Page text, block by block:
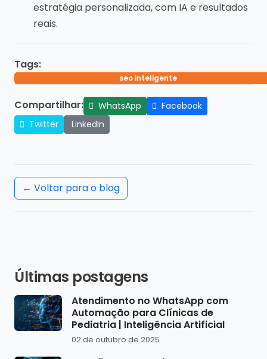
estratégia personalizada, com IA e resultados
reais.
Tags:
seo com inteligência artificial
otimização com IA
agência seo com ia
seo com IA
automação seo
seo inteligente
Compartilhar: WhatsApp
Facebook
Twitter
LinkedIn
← Voltar para o blog
Últimas postagens
Atendimento no WhatsApp com
Automação para Clínicas de
Pediatria | Inteligência Artificial
02 de outubro de 2025